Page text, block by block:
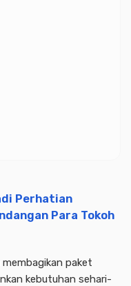
Perhatian
Para Tokoh
paket
kebutuhan sehari-